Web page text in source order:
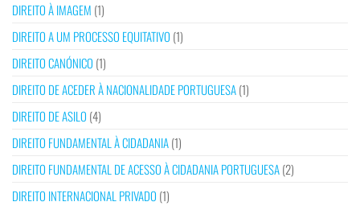
DIREITO À IMAGEM (1)
DIREITO A UM PROCESSO EQUITATIVO (1)
DIREITO CANÓNICO (1)
DIREITO DE ACEDER À NACIONALIDADE PORTUGUESA(1)
DIREITO DE ASILO (4)
DIREITO FUNDAMENTAL À CIDADANIA(1)
DIREITO FUNDAMENTAL DE ACESSO À CIDADANIA PORTUGUESA(2)
DIREITO INTERNACIONAL PRIVADO (1)